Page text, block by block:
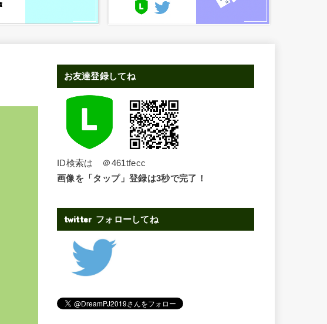
お友達登録してね
ID検索は ＠461tfecc
画像を「タップ」登録は3秒で完了！
twitter フォローしてね